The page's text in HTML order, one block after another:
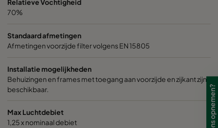
0185 287x287x640-5 ePM1 85%
0185 490x490x640-8
0185 490x592x520-8
Relatieve Vochtigheid
70%
Standaard afmetingen
Afmetingen voorzijde filter volgens EN 15805
Installatie mogelijkheden
Behuizingen en frames met toegang aan voorzijde en zijkant zijn
beschikbaar.
Max Luchtdebiet
1,25 x nominaal debiet